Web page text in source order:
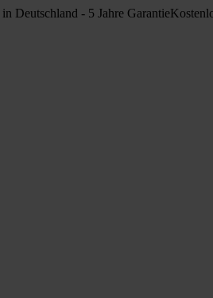
Deutschland - 5 Jahre Garantie